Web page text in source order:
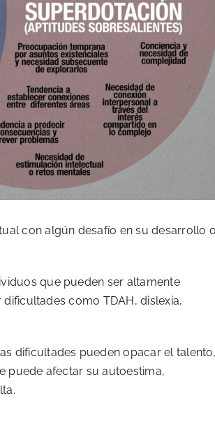
con algún desafío en su desarrollo
que pueden ser altamente
como TDAH, dislexia,
dificultades pueden opacar el
puede afectar su autoestima,